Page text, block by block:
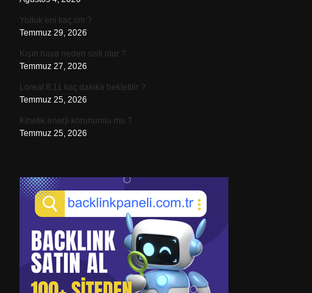
Yolluk eni kaç cm ?
Temmuz 29, 2026
Kışın hava neden sisli olur ?
Temmuz 27, 2026
Loreal 8.11 kaç dakika bekletilir ?
Temmuz 25, 2026
Kinetik enerji korunumlu mu ?
Temmuz 25, 2026